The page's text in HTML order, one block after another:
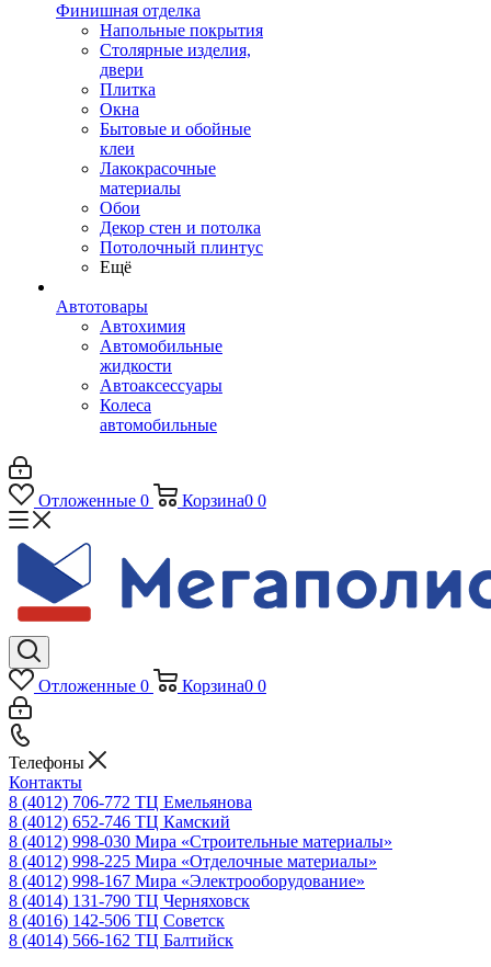
Финишная отделка
Напольные покрытия
Столярные изделия,
двери
Плитка
Окна
Бытовые и обойные
клеи
Лакокрасочные
материалы
Обои
Декор стен и потолка
Потолочный плинтус
Ещё
Автотовары
Автохимия
Автомобильные
жидкости
Автоаксессуары
Колеса
автомобильные
Отложенные 0 Корзина0 0
Отложенные 0 Корзина0 0
Телефоны
Контакты
8 (4012) 706-772 ТЦ Емельянова
8 (4012) 652-746 ТЦ Камский
8 (4012) 998-030 Мира «Строительные материалы»
8 (4012) 998-225 Мира «Отделочные материалы»
8 (4012) 998-167 Мира «Электрооборудование»
8 (4014) 131-790 ТЦ Черняховск
8 (4016) 142-506 ТЦ Советск
8 (4014) 566-162 ТЦ Балтийск